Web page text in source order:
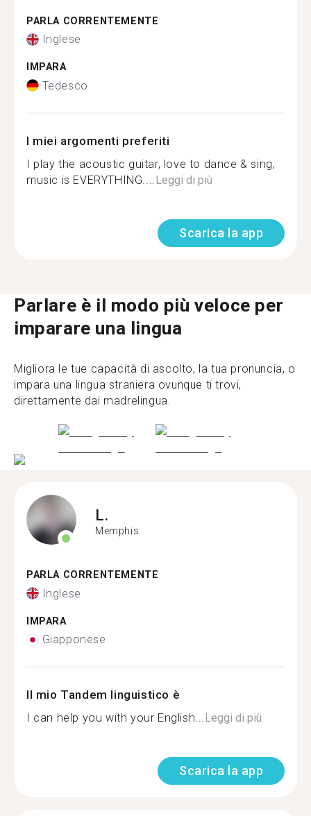
PARLA CORRENTEMENTE
Inglese
IMPARA
Tedesco
I miei argomenti preferiti
I play the acoustic guitar, love to dance & sing,
music is EVERYTHING.... Leggi di più
Scarica la app
Parlare è il modo più veloce per
imparare una lingua
Migliora le tue capacità di ascolto, la tua pronuncia, o
impara una lingua straniera ovunque ti trovi,
direttamente dai madrelingua.
L.
Memphis
PARLA CORRENTEMENTE
Inglese
IMPARA
Giapponese
Il mio Tandem linguistico è
I can help you with your English...Leggi di più
Scarica la app